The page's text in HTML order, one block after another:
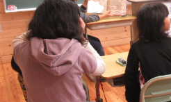
採用情報
お問い合わせ